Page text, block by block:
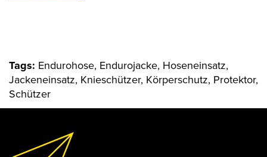
Tags: Endurohose, Endurojacke, Hoseneinsatz,
Jackeneinsatz, Knieschützer, Körperschutz, Protektor,
Schützer